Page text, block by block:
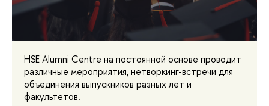
HSE Alumni Centre на постоянной основе проводит
различные мероприятия, нетворкинг-встречи для
объединения выпускников разных лет и
факультетов.